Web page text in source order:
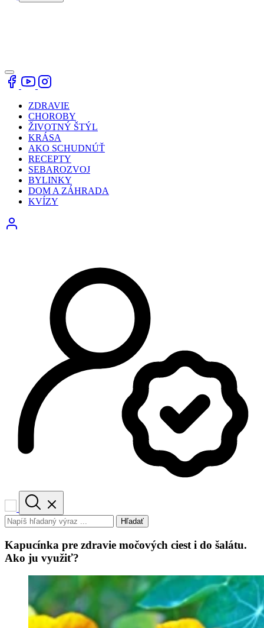
ZDRAVIE
CHOROBY
ŽIVOTNÝ ŠTÝL
KRÁSA
AKO SCHUDNÚŤ
RECEPTY
SEBAROZVOJ
BYLINKY
DOM A ZÁHRADA
KVÍZY
Hľadať
Kapucínka pre zdravie močových ciest i do šalátu.
Ako ju využiť?